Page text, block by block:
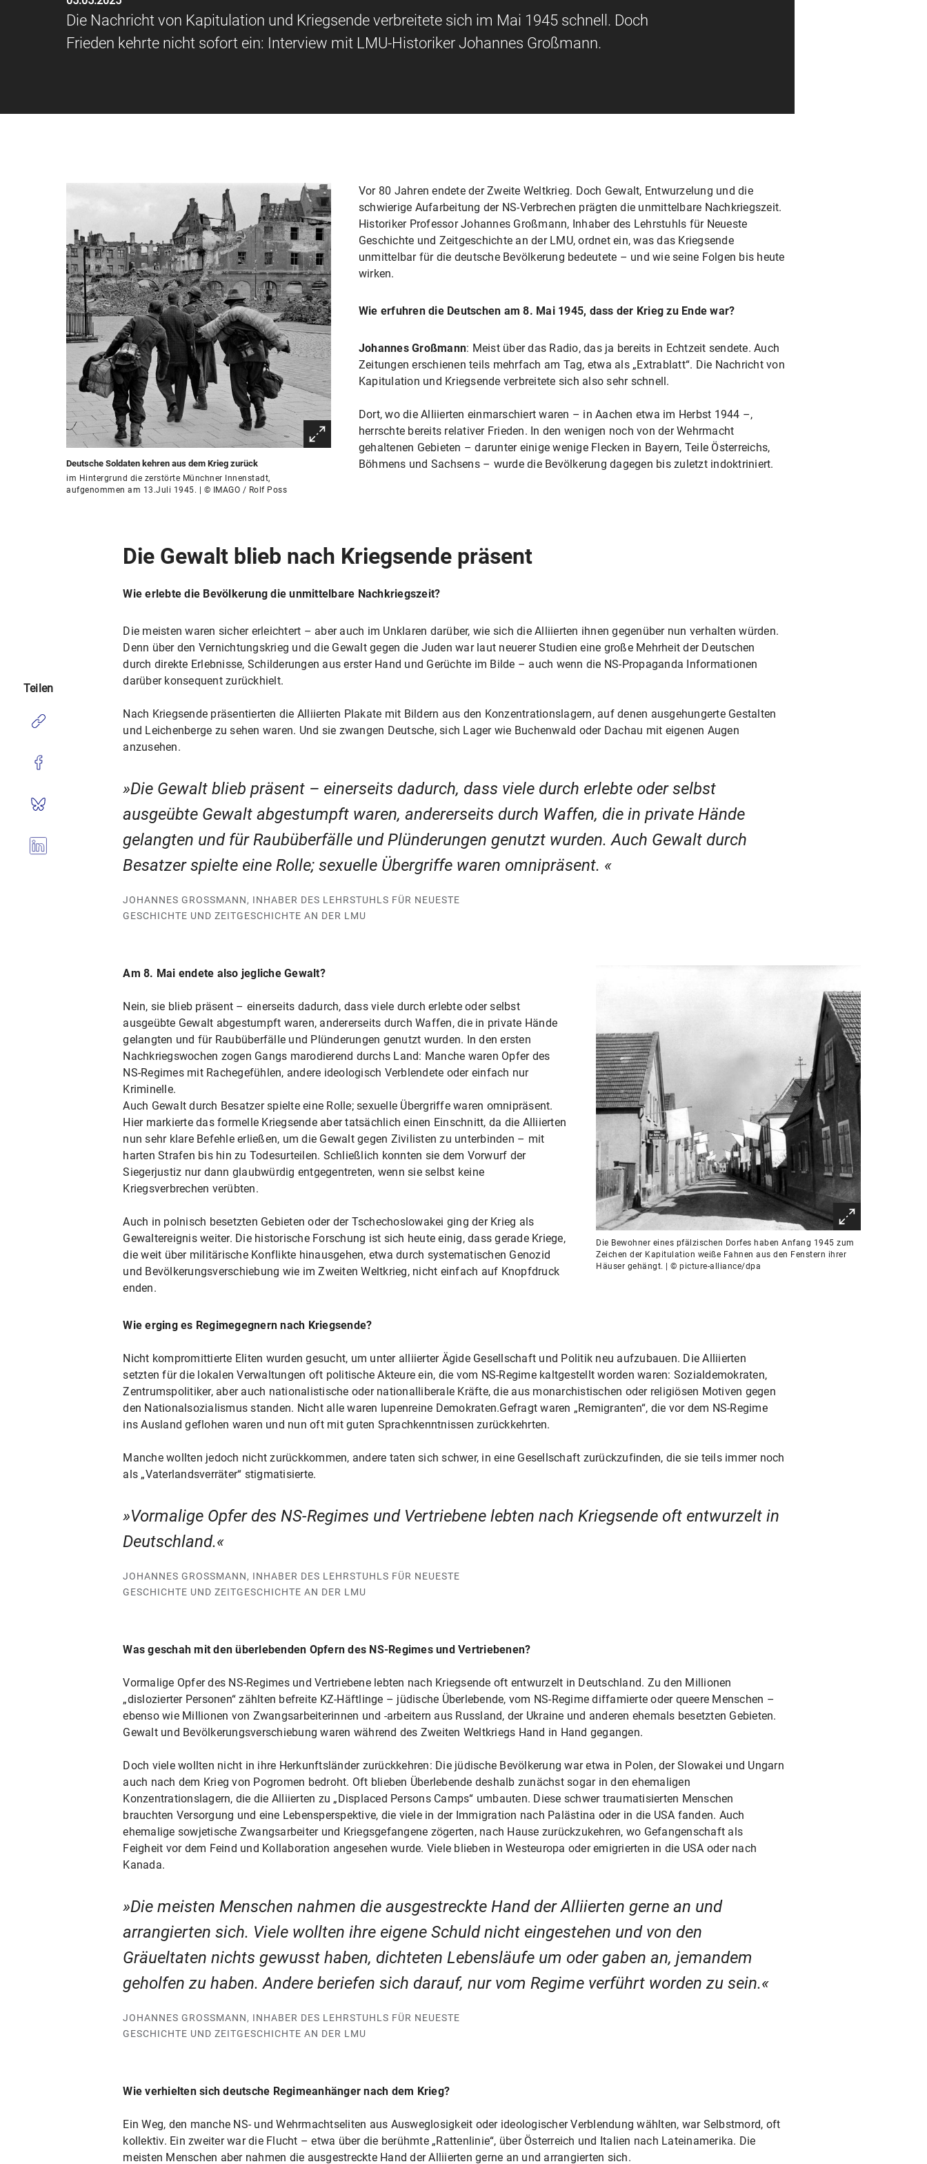
Die Nachricht von Kapitulation und Kriegsende verbreitete sich im Mai 1945 schnell. Doch
Frieden kehrte nicht sofort ein: Interview mit LMU-Historiker Johannes Großmann.
Deutsche Soldaten kehren aus dem Krieg zurück
im Hintergrund die zerstörte Münchner Innenstadt,
aufgenommen am 13.Juli 1945. | © IMAGO / Rolf Poss
Vor 80 Jahren endete der Zweite Weltkrieg. Doch Gewalt, Entwurzelung und die
schwierige Aufarbeitung der NS-Verbrechen prägten die unmittelbare Nachkriegszeit.
Historiker Professor Johannes Großmann, Inhaber des Lehrstuhls für Neueste
Geschichte und Zeitgeschichte an der LMU, ordnet ein, was das Kriegsende
unmittelbar für die deutsche Bevölkerung bedeutete – und wie seine Folgen bis heute
wirken.
Wie erfuhren die Deutschen am 8. Mai 1945, dass der Krieg zu Ende war?
Johannes Großmann: Meist über das Radio, das ja bereits in Echtzeit sendete. Auch
Zeitungen erschienen teils mehrfach am Tag, etwa als „Extrablatt“. Die Nachricht von
Kapitulation und Kriegsende verbreitete sich also sehr schnell.
Dort, wo die Alliierten einmarschiert waren – in Aachen etwa im Herbst 1944 –,
herrschte bereits relativer Frieden. In den wenigen noch von der Wehrmacht
gehaltenen Gebieten – darunter einige wenige Flecken in Bayern, Teile Österreichs,
Böhmens und Sachsens – wurde die Bevölkerung dagegen bis zuletzt indoktriniert.
Die Gewalt blieb nach Kriegsende präsent
Wie erlebte die Bevölkerung die unmittelbare Nachkriegszeit?
Die meisten waren sicher erleichtert – aber auch im Unklaren darüber, wie sich die Alliierten ihnen gegenüber nun verhalten würden.
Denn über den Vernichtungskrieg und die Gewalt gegen die Juden war laut neuerer Studien eine große Mehrheit der Deutschen
durch direkte Erlebnisse, Schilderungen aus erster Hand und Gerüchte im Bilde – auch wenn die NS-Propaganda Informationen
darüber konsequent zurückhielt.
Nach Kriegsende präsentierten die Alliierten Plakate mit Bildern aus den Konzentrationslagern, auf denen ausgehungerte Gestalten
und Leichenberge zu sehen waren. Und sie zwangen Deutsche, sich Lager wie Buchenwald oder Dachau mit eigenen Augen
anzusehen.
Die Gewalt blieb präsent – einerseits dadurch, dass viele durch erlebte oder selbst
ausgeübte Gewalt abgestumpft waren, andererseits durch Waffen, die in private Hände
gelangten und für Raubüberfälle und Plünderungen genutzt wurden. Auch Gewalt durch
Besatzer spielte eine Rolle; sexuelle Übergriffe waren omnipräsent.
JOHANNES GROSSMANN, INHABER DES LEHRSTUHLS FÜR NEUESTE G
ESCHICHTE UND ZEITGESCHICHTE AN DER LMU
Die Bewohner eines pfälzischen Dorfes haben Anfang 1945 zum
Zeichen der Kapitulation weiße Fahnen aus den Fenstern ihrer
Häuser gehängt. | © picture-alliance/dpa
Am 8. Mai endete also jegliche Gewalt?
Nein, sie blieb präsent – einerseits dadurch, dass viele durch erlebte oder selbst
ausgeübte Gewalt abgestumpft waren, andererseits durch Waffen, die in private Hände
gelangten und für Raubüberfälle und Plünderungen genutzt wurden. In den ersten
Nachkriegswochen zogen Gangs marodierend durchs Land: Manche waren Opfer des
NS-Regimes mit Rachegefühlen, andere ideologisch Verblendete oder einfach nur
Kriminelle.
Auch Gewalt durch Besatzer spielte eine Rolle; sexuelle Übergriffe waren omnipräsent.
Hier markierte das formelle Kriegsende aber tatsächlich einen Einschnitt, da die Alliierten
nun sehr klare Befehle erließen, um die Gewalt gegen Zivilisten zu unterbinden – mit
harten Strafen bis hin zu Todesurteilen. Schließlich konnten sie dem Vorwurf der
Siegerjustiz nur dann glaubwürdig entgegentreten, wenn sie selbst keine
Kriegsverbrechen verübten.
Auch in polnisch besetzten Gebieten oder der Tschechoslowakei ging der Krieg als
Gewaltereignis weiter. Die historische Forschung ist sich heute einig, dass gerade Kriege,
die weit über militärische Konflikte hinausgehen, etwa durch systematischen Genozid
und Bevölkerungsverschiebung wie im Zweiten Weltkrieg, nicht einfach auf Knopfdruck
enden.
Wie erging es Regimegegnern nach Kriegsende?
Nicht kompromittierte Eliten wurden gesucht, um unter alliierter Ägide Gesellschaft und Politik neu aufzubauen. Die Alliierten
setzten für die lokalen Verwaltungen oft politische Akteure ein, die vom NS-Regime kaltgestellt worden waren: Sozialdemokraten,
Zentrumspolitiker, aber auch nationalistische oder nationalliberale Kräfte, die aus monarchistischen oder religiösen Motiven gegen
den Nationalsozialismus standen. Nicht alle waren lupenreine Demokraten.Gefragt waren „Remigranten“, die vor dem NS-Regime
ins Ausland geflohen waren und nun oft mit guten Sprachkenntnissen zurückkehrten.
Manche wollten jedoch nicht zurückkommen, andere taten sich schwer, in eine Gesellschaft zurückzufinden, die sie teils immer noch
als „Vaterlandsverräter“ stigmatisierte.
Vormalige Opfer des NS-Regimes und Vertriebene lebten nach Kriegsende oft entwurzelt in
Deutschland.
JOHANNES GROSSMANN, INHABER DES LEHRSTUHLS FÜR NEUESTE G
ESCHICHTE UND ZEITGESCHICHTE AN DER LMU
Was geschah mit den überlebenden Opfern des NS-Regimes und Vertriebenen?
Vormalige Opfer des NS-Regimes und Vertriebene lebten nach Kriegsende oft entwurzelt in Deutschland. Zu den Millionen
„dislozierter Personen“ zählten befreite KZ-Häftlinge – jüdische Überlebende, vom NS-Regime diffamierte oder queere Menschen –
ebenso wie Millionen von Zwangsarbeiterinnen und -arbeitern aus Russland, der Ukraine und anderen ehemals besetzten Gebieten.
Gewalt und Bevölkerungsverschiebung waren während des Zweiten Weltkriegs Hand in Hand gegangen.
Doch viele wollten nicht in ihre Herkunftsländer zurückkehren: Die jüdische Bevölkerung war etwa in Polen, der Slowakei und Ungarn
auch nach dem Krieg von Pogromen bedroht. Oft blieben Überlebende deshalb zunächst sogar in den ehemaligen
Konzentrationslagern, die die Alliierten zu „Displaced Persons Camps“ umbauten. Diese schwer traumatisierten Menschen
brauchten Versorgung und eine Lebensperspektive, die viele in der Immigration nach Palästina oder in die USA fanden. Auch
ehemalige sowjetische Zwangsarbeiter und Kriegsgefangene zögerten, nach Hause zurückzukehren, wo Gefangenschaft als
Feigheit vor dem Feind und Kollaboration angesehen wurde. Viele blieben in Westeuropa oder emigrierten in die USA oder nach
Kanada.
Die meisten Menschen nahmen die ausgestreckte Hand der Alliierten gerne an und
arrangierten sich. Viele wollten ihre eigene Schuld nicht eingestehen und von den
Gräueltaten nichts gewusst haben, dichteten Lebensläufe um oder gaben an, jemandem
geholfen zu haben. Andere beriefen sich darauf, nur vom Regime verführt worden zu sein.
JOHANNES GROSSMANN, INHABER DES LEHRSTUHLS FÜR NEUESTE G
ESCHICHTE UND ZEITGESCHICHTE AN DER LMU
Wie verhielten sich deutsche Regimeanhänger nach dem Krieg?
Ein Weg, den manche NS- und Wehrmachtseliten aus Ausweglosigkeit oder ideologischer Verblendung wählten, war Selbstmord, oft
kollektiv. Ein zweiter war die Flucht – etwa über die berühmte „Rattenlinie“, über Österreich und Italien nach Lateinamerika. Die
meisten Menschen aber nahmen die ausgestreckte Hand der Alliierten gerne an und arrangierten sich.
Teilen